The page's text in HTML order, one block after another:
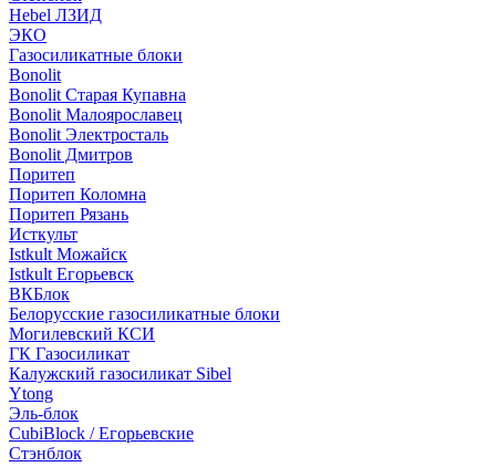
Hebel ЛЗИД
ЭКО
Газосиликатные блоки
Bonolit
Bonolit Старая Купавна
Bonolit Малоярославец
Bonolit Электросталь
Bonolit Дмитров
Поритеп
Поритеп Коломна
Поритеп Рязань
Исткульт
Istkult Можайск
Istkult Егорьевск
ВКБлок
Белорусские газосиликатные блоки
Могилевский КСИ
ГК Газосиликат
Калужский газосиликат Sibel
Ytong
Эль-блок
CubiBlock / Егорьевские
Стэнблок